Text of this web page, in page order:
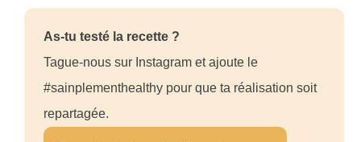
As-tu testé la recette ?
Tague-nous sur Instagram et ajoute le
#sainplementhealthy pour que ta réalisation soit
repartagée.